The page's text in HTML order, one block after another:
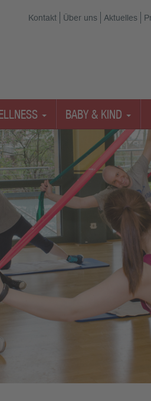
Kontakt Über uns Aktuelles
BABY & KIND